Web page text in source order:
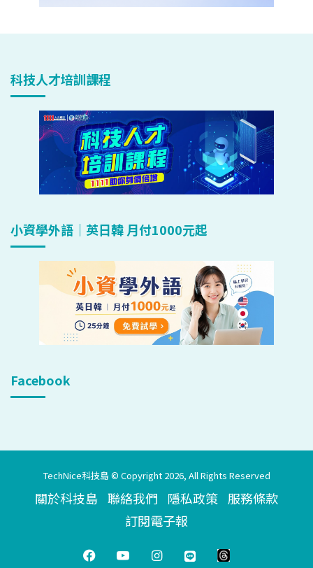
科技人才培訓課程
小資學外語｜英日韓 月付1000元起
Facebook
TechNice科技島 © Copyright 2026, All Rights Reserved
關於科技島 聯絡我們 隱私政策 服務條款
訂閱電子報